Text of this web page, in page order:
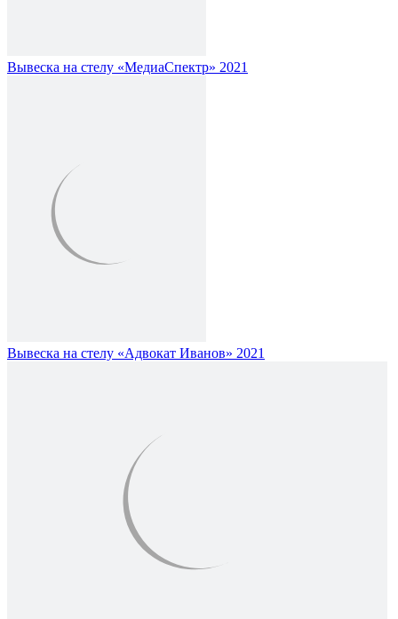
Вывеска на стелу «МедиаСпектр» 2021
Вывеска на стелу «Адвокат Иванов» 2021